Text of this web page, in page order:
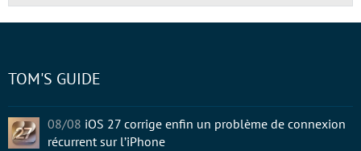
TOM'S GUIDE
08/08 iOS 27 corrige enfin un problème de connexion
récurrent sur l’iPhone